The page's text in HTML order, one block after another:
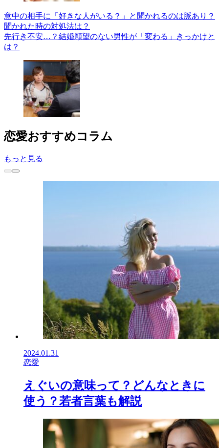
意中の相手に「好きな人がいる？」と聞かれるのは脈あり？
聞かれた時の対処法は？
先行き不安…？結婚願望のない男性が「変わる」きっかけと
は？
恋愛おすすめコラム
もっと見る
2024.01.31
恋愛
えぐいの意味って？どんなときに
使う？若者言葉も解説